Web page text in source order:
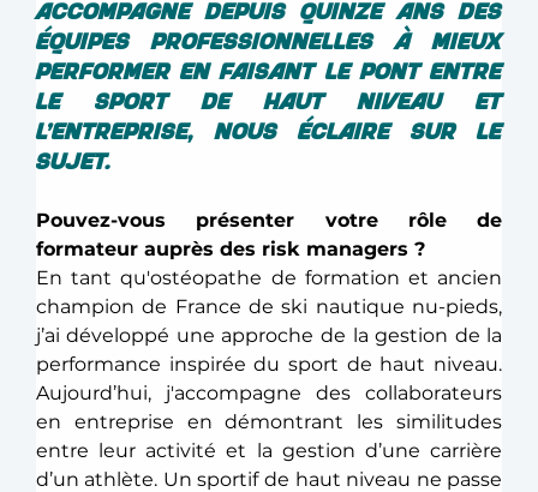
accompagne depuis quinze ans des
équipes professionnelles à mieux
performer en faisant le pont entre
le sport de haut niveau et
l’entreprise, nous éclaire sur le
sujet.
Pouvez-vous présenter votre rôle de
formateur auprès des risk managers ?
En tant qu'ostéopathe de formation et ancien
champion de France de ski nautique nu-pieds,
j’ai développé une approche de la gestion de la
performance inspirée du sport de haut niveau.
Aujourd’hui, j'accompagne des collaborateurs
en entreprise en démontrant les similitudes
entre leur activité et la gestion d’une carrière
d’un athlète. Un sportif de haut niveau ne passe